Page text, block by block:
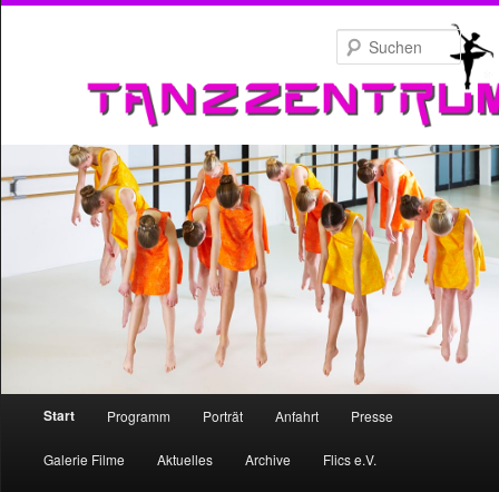
Hauptmenü
Zum
primären
Start Programm Porträt Anfahrt Presse
Galerie Filme Aktuelles Archive Flics e.V.